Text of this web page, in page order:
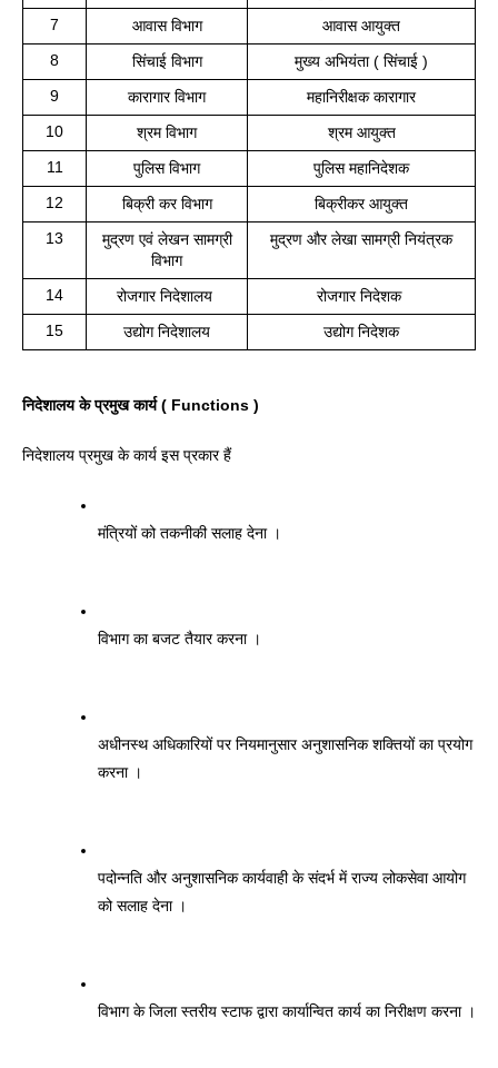
7
आवास विभाग
आवास आयुक्त
8
सिंचाई विभाग
मुख्य अभियंता ( सिंचाई )
9
कारागार विभाग
महानिरीक्षक कारागार
10
श्रम विभाग
श्रम आयुक्त
11
पुलिस विभाग
पुलिस महानिदेशक
12
बिक्री कर विभाग
बिक्रीकर आयुक्त
13
विभाग
मुद्रण और लेखा सामग्री नियंत्रक
14 रोजगार निदेशालय
रोजगार निदेशक
15
उद्योग निदेशालय उद्योग निदेशक
निदेशालय के प्रमुख कार्य ( Functions )
निदेशालय प्रमुख के कार्य इस प्रकार हैं
मंत्रियों को तकनीकी सलाह देना ।
विभाग का बजट तैयार करना ।
अधीनस्थ अधिकारियों पर नियमानुसार अनुशासनिक शक्तियों का प्रयोग
करना ।
पदोन्नति और अनुशासनिक कार्यवाही के संदर्भ में राज्य लोकसेवा आयोग
को सलाह देना ।
विभाग के जिला स्तरीय स्टाफ द्वारा कार्यान्वित कार्य का निरीक्षण करना ।